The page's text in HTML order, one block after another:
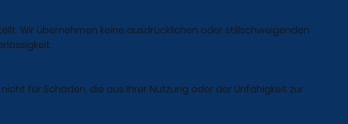
Wir übernehmen keine ausdrücklichen oder stillschweigenden
für Schäden, die aus Ihrer Nutzung oder der Unfähigkeit zur